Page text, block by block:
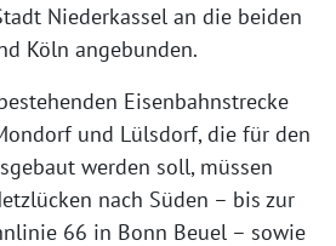
Niederkassel an die beiden
Köln angebunden.
Eisenbahnstrecke
und Lülsdorf, die für den
werden soll, müssen
nach Süden – bis zur
66 in Bonn Beuel – sowie